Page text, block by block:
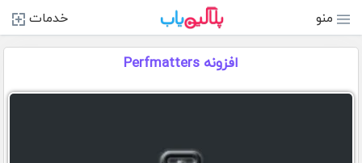
منو خدمات
افزونه Perfmatters